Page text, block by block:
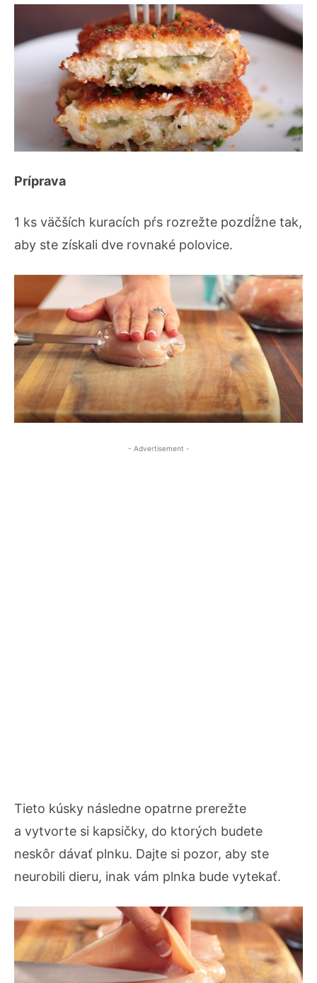
Príprava
1 ks väčších kuracích pŕs rozrežte pozdĺžne tak,
aby ste získali dve rovnaké polovice.
- Advertisement -
Tieto kúsky následne opatrne prerežte
a vytvorte si kapsičky, do ktorých budete
neskôr dávať plnku. Dajte si pozor, aby ste
neurobili dieru, inak vám plnka bude vytekať.